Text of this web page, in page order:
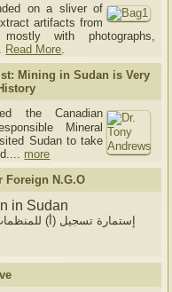
on a sliver of
artifacts from
with photographs,
Read More
Mining in Sudan is Very
the Canadian
Mineral
Sudan to take
more
Foreign N.G.O
in Sudan
إستمارة تسجيل (أ)